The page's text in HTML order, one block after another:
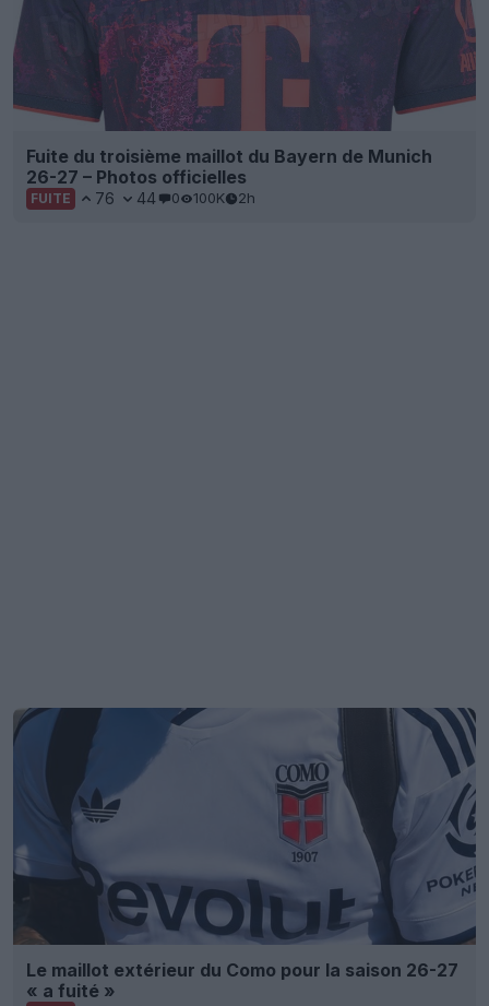
Fuite du troisième maillot du Bayern de Munich
26-27 – Photos officielles
FUITE 76 44 0 100K 2h
Le maillot extérieur du Como pour la saison 26-27
« a fuité »